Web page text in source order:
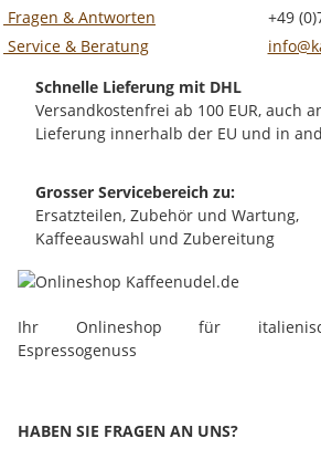
Fragen & Antworten
Service & Beratung
+49
Schnelle Lieferung mit DHL
Versandkostenfrei ab 100 EUR, auch
Lieferung innerhalb der EU und in
Grosser Servicebereich zu:
Ersatzteilen, Zubehör und Wartung,
Kaffeeauswahl und Zubereitung
Ihr Onlineshop für
Espressogenuss
HABEN SIE FRAGEN AN UNS?